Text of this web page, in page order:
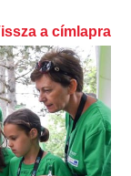
a címlapra